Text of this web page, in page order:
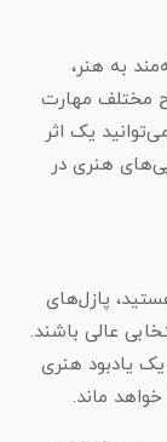
به هنر،
مختلف مهارت
یک اثر
هنری در
پازل‌های
عالی باشند.
یادبود هنری
ماند.